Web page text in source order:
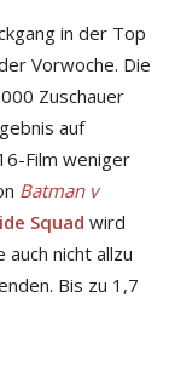
in der Top
Vorwoche. Die
Zuschauer
auf
Film weniger
Batman v
Squad wird
nicht allzu
Bis zu 1,7